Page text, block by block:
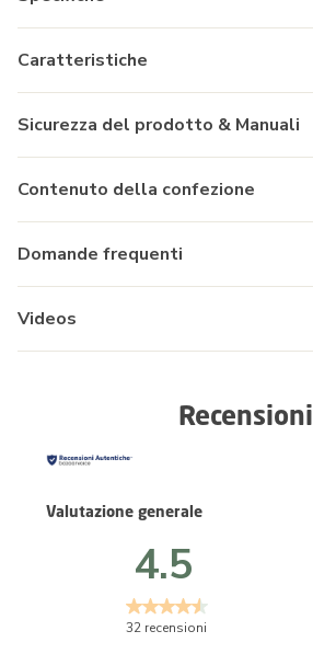
Caratteristiche
Sicurezza del prodotto & Manuali
Contenuto della confezione
Domande frequenti
Videos
Recensioni
Valutazione generale
4.5
32 recensioni